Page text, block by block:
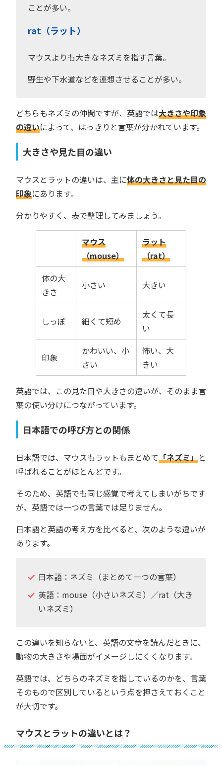
ことが多い。
rat（ラット）
マウスよりも大きなネズミを指す言葉。
野生や下水道などを連想させることが多い。
どちらもネズミの仲間ですが、英語では大きさや印象
の違いによって、はっきりと言葉が分かれています。
大きさや見た目の違い
マウスとラットの違いは、主に体の大きさと見た目の
印象にあります。
分かりやすく、表で整理してみましょう。
マウス
（mouse）
ラット
（rat）
体の大
きさ
小さい 大きい
しっぽ 細くて短め
太くて長
い
印象
かわいい、小
さい
怖い、大
きい
英語では、この見た目や大きさの違いが、そのまま言
葉の使い分けにつながっています。
日本語での呼び方との関係
日本語では、マウスもラットもまとめて「ネズミ」と
呼ばれることがほとんどです。
そのため、英語でも同じ感覚で考えてしまいがちです
が、英語では一つの言葉では足りません。
日本語と英語の考え方を比べると、次のような違いが
あります。
日本語：ネズミ（まとめて一つの言葉）
英語：mouse（小さいネズミ）／rat（大き
いネズミ）
この違いを知らないと、英語の文章を読んだときに、
動物の大きさや場面がイメージしにくくなります。
英語では、どちらのネズミを指しているのかを、言葉
そのもので区別しているという点を押さえておくこと
が大切です。
マウスとラットの違いとは？